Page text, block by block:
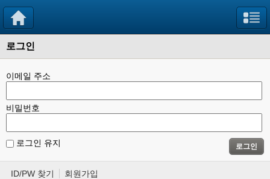
로그인
이메일 주소
비밀번호
로그인 유지 로그인
ID/PW 찾기 회원가입